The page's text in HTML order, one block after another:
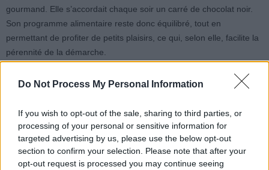
Do Not Process My Personal Information
If you wish to opt-out of the sale, sharing to third parties, or
processing of your personal or sensitive information for
targeted advertising by us, please use the below opt-out
section to confirm your selection. Please note that after your
opt-out request is processed you may continue seeing
gourmand. Elle s’accordait chaque soir un carré de chocolat noir.
Son programme alimentaire reste donc équilibré, tout en
permettant de profiter de petits plaisirs, ce qui, selon elle, facilite la
pérennité de la démarche.
Article précédent
Canicule : Comment rester
Article suivant
Le médecin des stars